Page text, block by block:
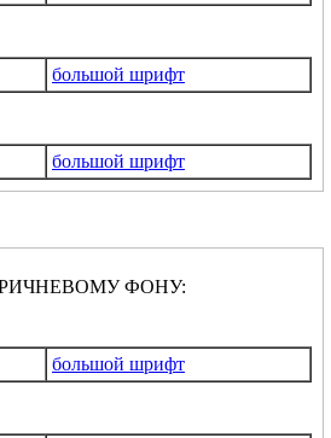
большой шрифт
большой шрифт
ФОНУ:
большой шрифт